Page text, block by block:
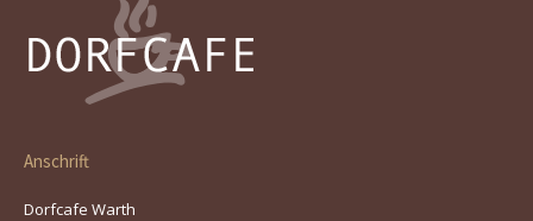
Anschrift
Dorfcafe Warth